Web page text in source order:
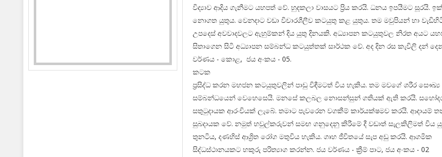
විද්‍යාව ආදිය ගැනීමට යහපත් වේ. හුදකලා වාසයට ප්‍රිය කරයි. ධනය ඉපයීමට සූරයි.
නොගත යුතුය. වෙනදාට වඩා විචාරශීලීව කටයුතු කළ යුතුය. තම මවුපියන් හා
උපදෙස් අවවාදවලට ඇහුම්කන් දිය යුතු දිනයකි. අධ්‍යාපන කටයුතුවල නිරත අයට
සිතාගෙන සිටි අධ්‍යාපන සම්බන්ධ කටයුත්තක් සාර්ථක වේ. අද දින රස කැවිලි දන්
වර්ණය - කොළ, ජය අංකය - 05.
කටක
ප්‍රසිද්ධ කරන මහජන කටයුතුවලින් පාඩු විඳීමටත් විය හැකිය. තම මවගේ ශරීර සෞඛ්‍ය
සම්බන්ධයෙන් වෙහෙසෙයි. මනසේ කලබල නොසන්සුන් ගතියක් ඇති කරයි.
සතුටුදායක ආරංචියක් ලැබේ. තමාට පැවරෙන වගකීම් කාර්යක්ෂමව කරයි. ආදායම්
සුබදායක වේ. නමුත් හවුල්කරුවන් සමඟ ගනුදෙනු කිරීමේ දී වඩාත් සැලකිලිමත් විය
තුනටිය, දණහිස් ආශ්‍රිත රෝග මතුවිය හැකිය. ගෘහ ජීවිතයේ සැප අඩු කරයි. ආගමික
සිද්ධස්ථානයකට හකුරු පරිත්‍යාග කරන්න. ජය වර්ණය - ක්‍රීම් පාට, ජය අංකය - 02